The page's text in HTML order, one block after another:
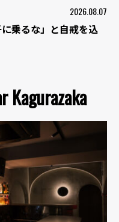
2026.08.07
乗るな」と自戒を込
Kagurazaka